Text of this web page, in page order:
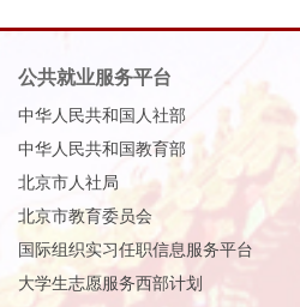
公共就业服务平台
中华人民共和国人社部
中华人民共和国教育部
北京市人社局
北京市教育委员会
国际组织实习任职信息服务平台
大学生志愿服务西部计划